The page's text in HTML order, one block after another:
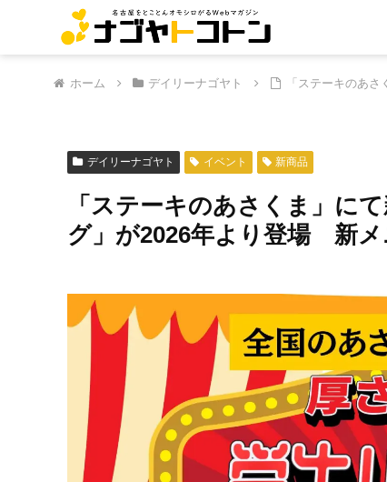
ホーム デイリーナゴヤト 「ステーキのあ
デイリーナゴヤト イベント 新商品
「ステーキのあさくま」に
グ」が2026年より登場 新メ